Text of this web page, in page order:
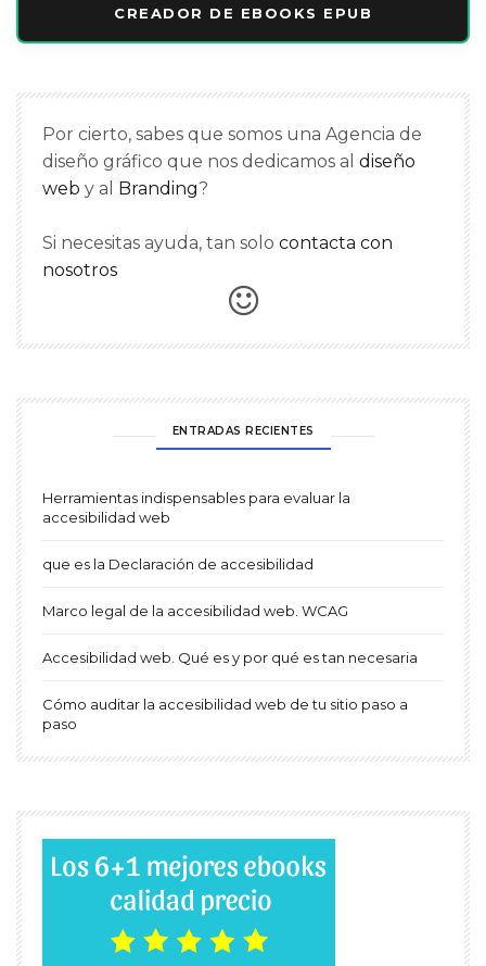
CREADOR DE EBOOKS EPUB
Por cierto, sabes que somos una Agencia de
diseño gráfico que nos dedicamos al diseño
web y al Branding?
Si necesitas ayuda, tan solo contacta con
nosotros
ENTRADAS RECIENTES
Herramientas indispensables para evaluar la
accesibilidad web
que es la Declaración de accesibilidad
Marco legal de la accesibilidad web. WCAG
Accesibilidad web. Qué es y por qué es tan necesaria
Cómo auditar la accesibilidad web de tu sitio paso a
paso